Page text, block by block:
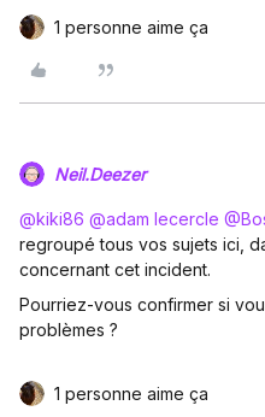
1 personne aime ça
Neil.Deezer
@kiki86 @adam lecercle
regroupé tous vos sujets ici,
concernant cet incident.
Pourriez-vous confirmer si
problèmes ?
1 personne aime ça